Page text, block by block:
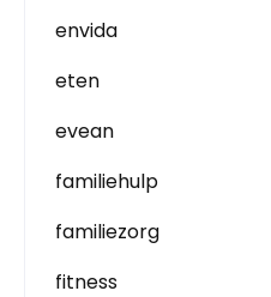
envida
eten
evean
familiehulp
familiezorg
fitness